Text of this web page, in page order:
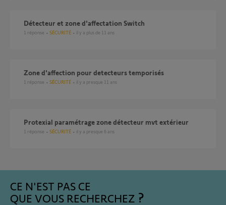
Détecteur et zone d'affectation Switch
1 réponse SÉCURITÉ il y a plus de 11 ans
zone d'affection pour detecteurs temporisés
1 réponse SÉCURITÉ il y a presque 11 ans
Protexial paramétrage zone détecteur mvt extérieur
1 réponse SÉCURITÉ il y a presque 6 ans
CE N'EST PAS CE
QUE VOUS RECHERCHEZ